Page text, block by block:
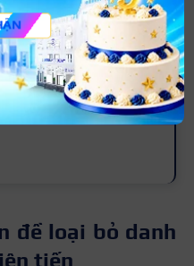
Toàn bộ bỏ danh hiệu học
mới.
bình môn dưới 3.5 có
đề loại bỏ danh
tiến